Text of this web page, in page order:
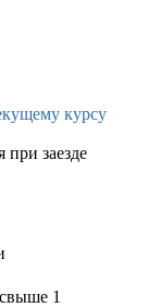
курсу
при заезде
1